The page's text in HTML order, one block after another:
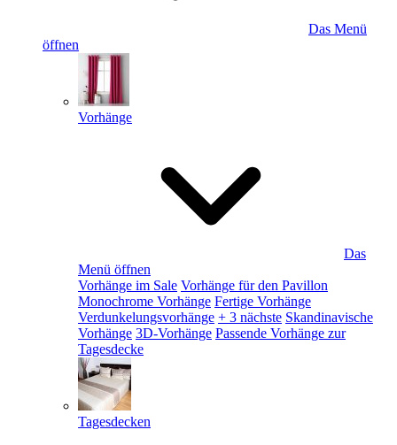
Das Menü
öffnen
Vorhänge
Das
Menü öffnen
Vorhänge im Sale Vorhänge für den Pavillon
Monochrome Vorhänge Fertige Vorhänge
Verdunkelungsvorhänge + 3 nächste Skandinavische
Vorhänge 3D-Vorhänge Passende Vorhänge zur
Tagesdecke
Tagesdecken